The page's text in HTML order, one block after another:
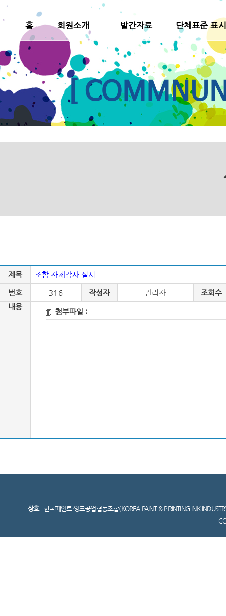
홈 회원소개 발간자료 단체표준 표
[
제목 조합 자체감사 실시
번호 316 작성자 관리자
조회수
내용
첨부파일 :
상호: 한국페인트·잉크공업협동조합(KOREA PAINT & PRINTING INK